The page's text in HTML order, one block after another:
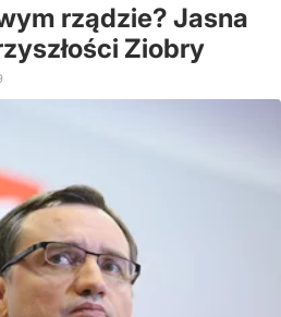
rządzie? Jasna
Ziobry